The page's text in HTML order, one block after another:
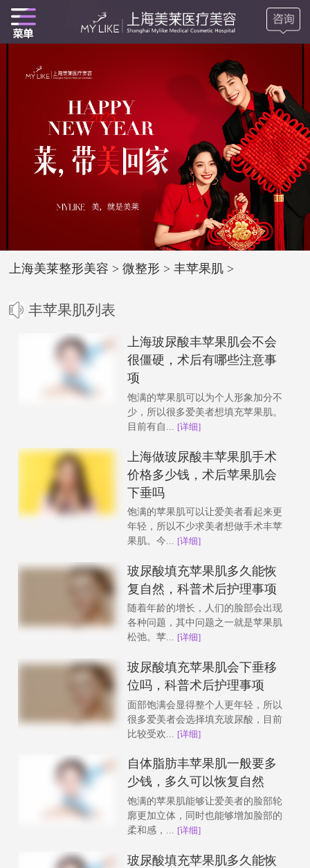
上海美莱整形美容 >微整形 >丰苹果肌 >
丰苹果肌列表
上海玻尿酸丰苹果肌会不会
很僵硬，术后有哪些注意事
项
饱满的苹果肌可以为个人形象加分不
少，所以很多爱美者想填充苹果肌。
目前有自... [详细]
上海做玻尿酸丰苹果肌手术
价格多少钱，术后苹果肌会
下垂吗
饱满的苹果肌可以让爱美者看起来更
年轻，所以不少求美者想做手术丰苹
果肌。今... [详细]
玻尿酸填充苹果肌多久能恢
复自然，科普术后护理事项
随着年龄的增长，人们的脸部会出现
各种问题，其中问题之一就是苹果肌
松弛。苹... [详细]
玻尿酸填充苹果肌会下垂移
位吗，科普术后护理事项
面部饱满会显得整个人更年轻，所以
很多爱美者会选择填充玻尿酸，目前
比较受欢... [详细]
自体脂肪丰苹果肌一般要多
少钱，多久可以恢复自然
饱满的苹果肌能够让爱美者的脸部轮
廓更加立体，同时也能够增加脸部的
柔和感，... [详细]
玻尿酸填充苹果肌多久能恢